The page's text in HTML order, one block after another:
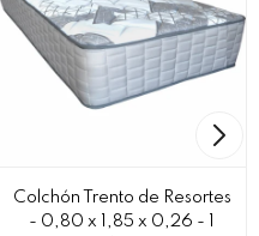
Colchón Trento de Resortes
- 0,80 x 1,85 x 0,26 - 1